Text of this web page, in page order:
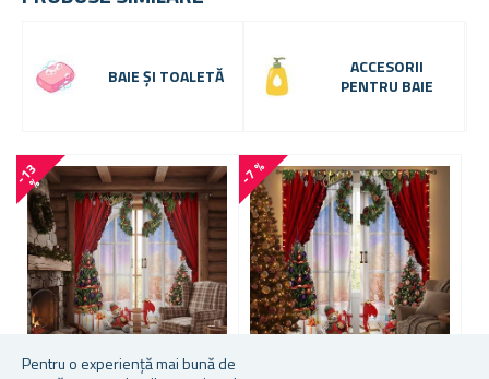
Pentru o experiență mai bună de
BAIE ȘI TOALETĂ
ACCESORII
PENTRU BAIE
-
1
3
% -7 %